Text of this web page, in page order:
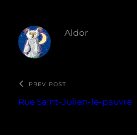
Aldor
PREV POST
Rue Saint-Julien-le-pauvre